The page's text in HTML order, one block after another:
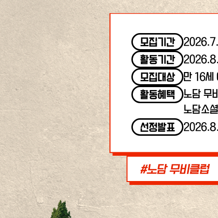
모집기간
활동기간
모집대상
만 16세
활동혜택
노담 무
노담소
선정발표